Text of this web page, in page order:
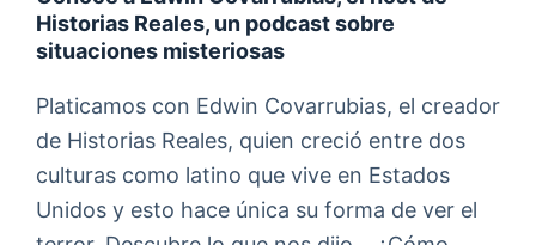
Historias Reales, un podcast sobre
situaciones misteriosas
Platicamos con Edwin Covarrubias, el creador
de Historias Reales, quien creció entre dos
culturas como latino que vive en Estados
Unidos y esto hace única su forma de ver el